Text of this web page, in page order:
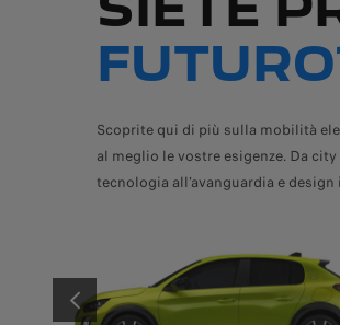
Scoprite qui di più sulla mobilità
al meglio le vostre esigenze. Da
tecnologia all’avanguardia e
PREVIOUS